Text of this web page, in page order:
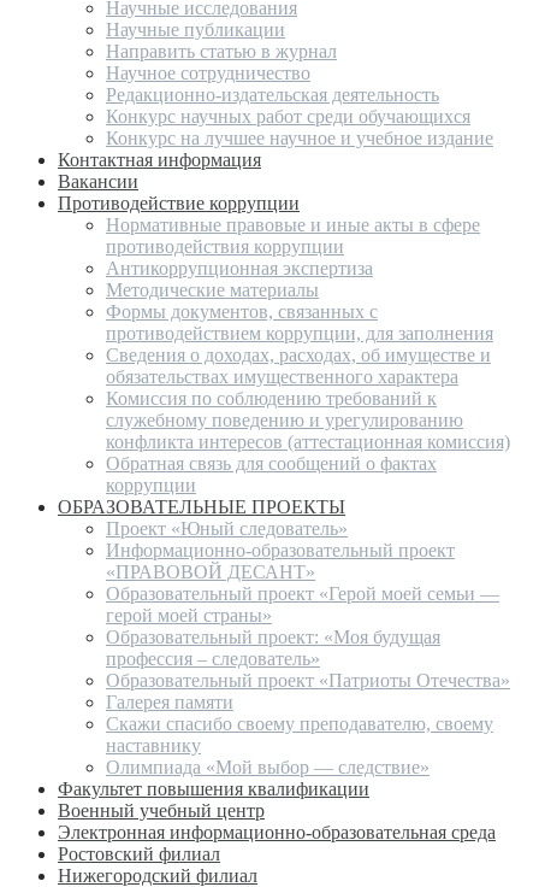
Научные исследования
Научные публикации
Направить статью в журнал
Научное сотрудничество
Редакционно-издательская деятельность
Конкурс научных работ среди обучающихся
Конкурс на лучшее научное и учебное издание
Контактная информация
Вакансии
Противодействие коррупции
Нормативные правовые и иные акты в сфере
противодействия коррупции
Антикоррупционная экспертиза
Методические материалы
Формы документов, связанных с
противодействием коррупции, для заполнения
Сведения о доходах, расходах, об имуществе и
обязательствах имущественного характера
Комиссия по соблюдению требований к
служебному поведению и урегулированию
конфликта интересов (аттестационная комиссия)
Обратная связь для сообщений о фактах
коррупции
ОБРАЗОВАТЕЛЬНЫЕ ПРОЕКТЫ
Проект «Юный следователь»
Информационно-образовательный проект
«ПРАВОВОЙ ДЕСАНТ»
Образовательный проект «Герой моей семьи —
герой моей страны»
Образовательный проект: «Моя будущая
профессия – следователь»
Образовательный проект «Патриоты Отечества»
Галерея памяти
Скажи спасибо своему преподавателю, своему
наставнику
Олимпиада «Мой выбор — следствие»
Факультет повышения квалификации
Военный учебный центр
Электронная информационно-образовательная среда
Ростовский филиал
Нижегородский филиал